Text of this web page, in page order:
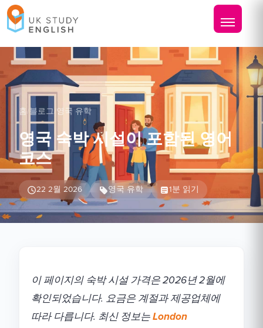
홈/ 블로그 영국 유학
영국 숙박 시설이 포함된 영어
코스
22 2월 2026 영국 유학 1분 읽기
이 페이지의 숙박 시설 가격은 2026년 2월에
확인되었습니다. 요금은 계절과 제공업체에
따라 다릅니다. 최신 정보는London